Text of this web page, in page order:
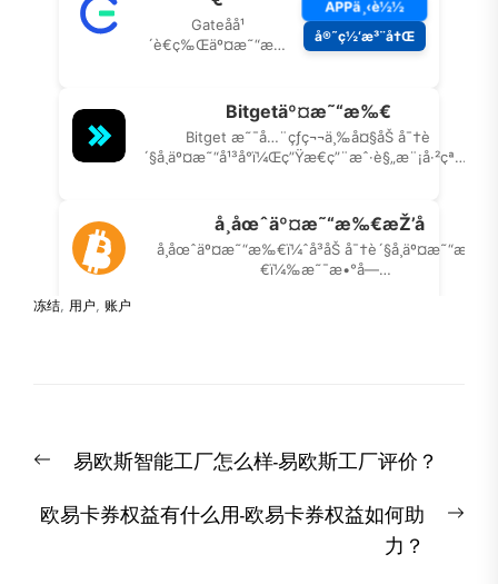
冻结, 用户, 账户
章
导
Previous易欧斯智能工厂怎么样-易欧斯工厂评价？
欧易卡券权益有什么用-欧易卡券权益如何助
力？